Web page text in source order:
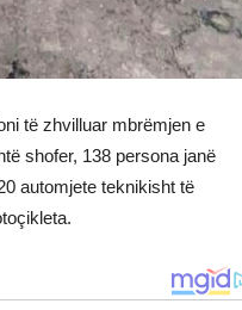
të zhvilluar mbrëmjen e
shofer, 138 persona janë
automjete teknikisht të